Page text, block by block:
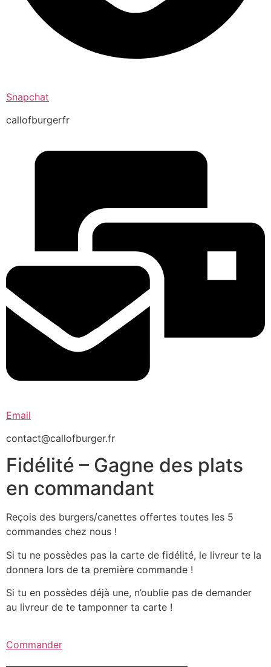
Snapchat
callofburgerfr
Email
contact@callofburger.fr
Fidélité – Gagne des plats
en commandant
Reçois des burgers/canettes offertes toutes les 5
commandes chez nous !
Si tu ne possèdes pas la carte de fidélité, le livreur te la
donnera lors de ta première commande !
Si tu en possèdes déjà une, n’oublie pas de demander
au livreur de te tamponner ta carte !
Commander